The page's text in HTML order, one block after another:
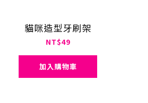
貓咪造型牙刷架
NT$49
加入購物車